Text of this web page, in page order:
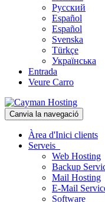
Русский
Español
Español
Svenska
Türkçe
Українська
Entrada
Veure Carro
Canvia la navegació
Àrea d'Inici clients
Serveis
Web Hosting
Backup
Mail Hosting
E-Mail
Software